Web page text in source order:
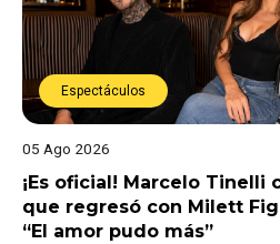
Espectáculos
05 Ago 2026
¡Es oficial! Marcelo Tinelli
que regresó con Milett
“El amor pudo más”